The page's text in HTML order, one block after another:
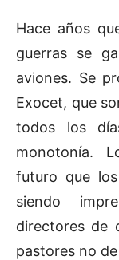
Hace años
guerras se
aviones. Se
Exocet, que
todos los
monotonía.
futuro que
siendo
directores de
pastores no